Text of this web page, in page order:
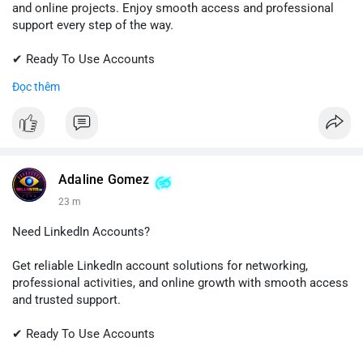
and online projects. Enjoy smooth access and professional
support every step of the way.
✔ Ready To Use Accounts
✔ Trusted Customer Support
Contact us now to get started!
💬 Telegram: @SellsSMM
#sellssmm
Đọc thêm
Adaline Gomez
23 m
Need LinkedIn Accounts?
Get reliable LinkedIn account solutions for networking,
professional activities, and online growth with smooth access
and trusted support.
✔ Ready To Use Accounts